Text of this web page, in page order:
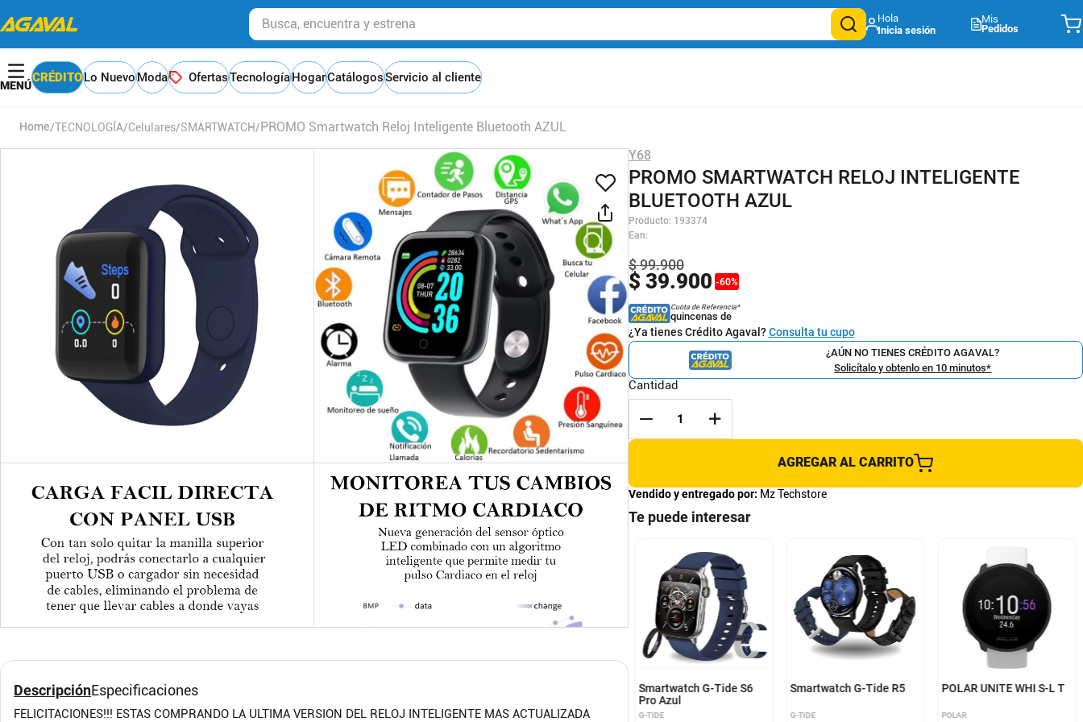
Busca, encuentra y estrena
Mis
Pedidos
CRÉDITOLo NuevoModa OfertasTecnologíaHogarCatálogosServicio al cliente
TECNOLOGÍA Celulares SMARTWATCH PROMO Smartwatch Reloj Inteligente Bluetooth AZUL
DescripciónEspecificaciones
FELICITACIONES!!! ESTAS COMPRANDO LA ULTIMA VERSION DEL RELOJ INTELIGENTE MAS ACTUALIZADA
Y68
PROMO SMARTWATCH RELOJ INTELIGENTE
BLUETOOTH AZUL
Producto: 193374
Ean:
$ 39.900 -60%
$99.900
Cuota de Referencia*
quincenas de
¿Ya tienes Crédito Agaval?Consulta tu cupo
¿AÚN NO TIENES CRÉDITO AGAVAL?
Solicítalo y obtenlo en 10 minutos*
Cantidad
AGREGAR AL CARRITO
Vendido y entregado por: Mz Techstore
Te puede interesar
Reloj Inteligente
Mobulaa Smart Watch
IW8 Pro Max Blanco
MOBULAA
Reloj Inteligente
Mobulaa Smart Watch
Reloj Inteligente H8 Ultra
Smartwatch G-Tide S6
Pro Azul
G-TIDE
Smartwatch G-Tide R5
G-TIDE
POLAR UNITE WHI S-L T
POLAR